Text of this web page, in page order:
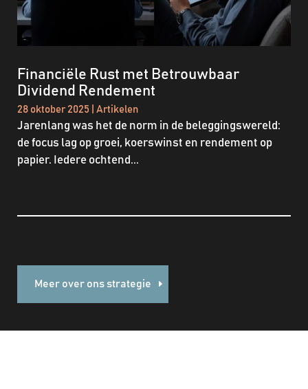
Financiële Rust met Betrouwbaar
Dividend Rendement
28 oktober 2025 Artikelen
Jarenlang was het de norm in de beleggingswereld:
de focus lag op groei, koerswinst en rendement op
papier. Iedere ochtend...
Meer over ons strategie